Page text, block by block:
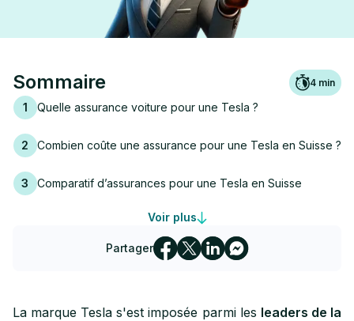
Sommaire 4 min
1 Quelle assurance voiture pour une Tesla ?
2 Combien coûte une assurance pour une Tesla en Suisse ?
3 Comparatif d’assurances pour une Tesla en Suisse
En savoir plus sur l'assurance auto par marques
Voir plus
Partager
La marque Tesla s'est imposée parmi les leaders de la